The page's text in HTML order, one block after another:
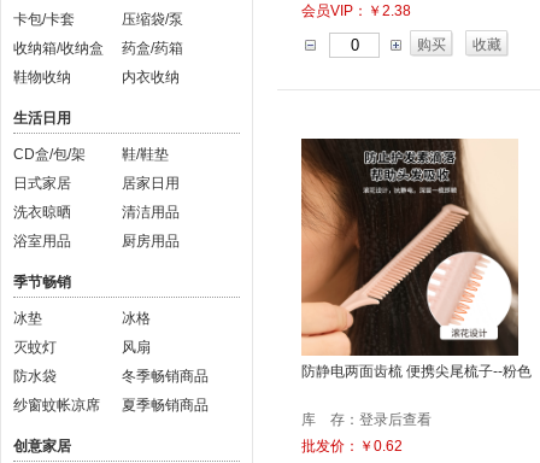
卡包/卡套
压缩袋/泵
收纳箱/收纳盒
药盒/药箱
鞋物收纳
内衣收纳
生活日用
CD盒/包/架
鞋/鞋垫
日式家居
居家日用
洗衣晾晒
清洁用品
浴室用品
厨房用品
季节畅销
冰垫
冰格
灭蚊灯
风扇
防水袋
冬季畅销商品
纱窗蚊帐凉席
夏季畅销商品
创意家居
会员VIP：￥2.38
购买
收藏
防静电两面齿梳 便携尖尾梳子--粉色
库 存：登录后查看
批发价：￥0.62